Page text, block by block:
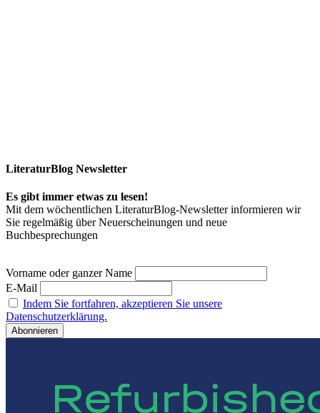
LiteraturBlog Newsletter
Es gibt immer etwas zu lesen!
Mit dem wöchentlichen LiteraturBlog-Newsletter informieren wir
Sie regelmäßig über Neuerscheinungen und neue
Buchbesprechungen
Vorname oder ganzer Name
E-Mail
Indem Sie fortfahren, akzeptieren Sie unsere
Datenschutzerklärung.